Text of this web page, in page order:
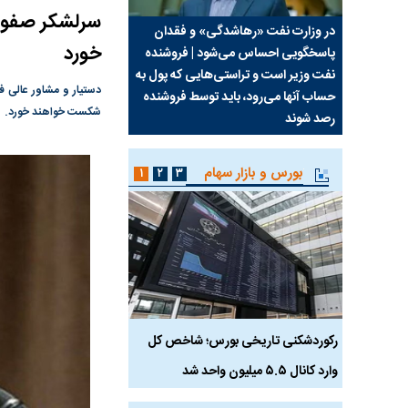
سرلشکر
خورد
دستیار و مشاور عالی
شکست خواهند خورد.
در وزارت نفت «رهاشدگی» و فقدان
پاسخگویی احساس می‌شود | فروشنده
نفت وزیر است و تراستی‌هایی که پول به
حساب آنها می‌رود، باید توسط فروشنده
رصد شوند
چرا رویای آمریکایی
نابودی محور مقاومت
واشنگتن را زمین زد
بورس و بازار سهام
رکوردشکنی تاریخی بورس؛ شاخص کل
وارد کانال ۵.۵ میلیون واحد شد
۱ ۲ ۳